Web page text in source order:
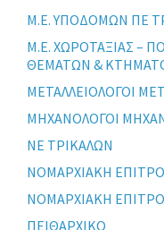
Μ.Ε. ΥΠΟΔΟΜΩΝ ΠΕ
Μ.Ε. ΧΩΡΟΤΑΞΙΑΣ –
ΘΕΜΑΤΩΝ &
ΜΕΤΑΛΛΕΙΟΛΟΓΟΙ
ΜΗΧΑΝΟΛΟΓΟΙ
ΝΕ ΤΡΙΚΑΛΩΝ
ΝΟΜΑΡΧΙΑΚΗ
ΝΟΜΑΡΧΙΑΚΗ
ΠΕΙΘΑΡΧΙΚΟ